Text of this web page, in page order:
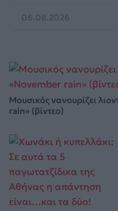
06.08.2026
Μουσικός νανουρίζει
rain» (βίντεο)